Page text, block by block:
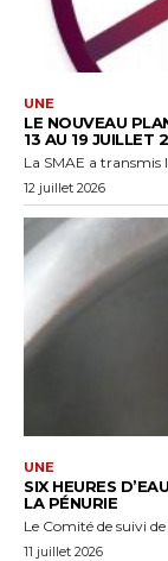
UNE
LE NOUVEAU
13 AU 19 JUILLET
La SMAE a transmis
12 juillet 2026
UNE
SIX HEURES
LA PÉNURIE
Le Comité de suivi
11 juillet 2026